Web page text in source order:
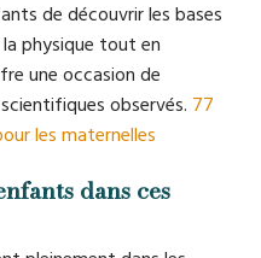
de découvrir les bases
physique tout en
une occasion de
observés. 77
les maternelles
dans ces